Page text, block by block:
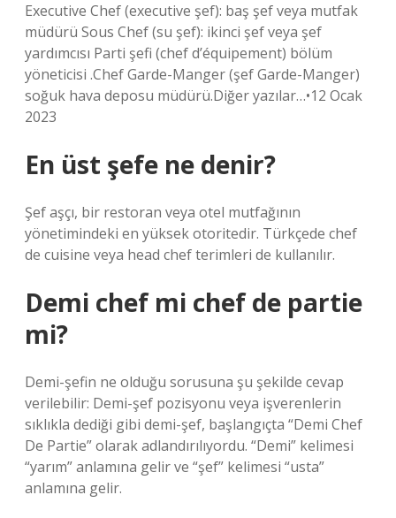
Executive Chef (executive şef): baş şef veya mutfak
müdürü Sous Chef (su şef): ikinci şef veya şef
yardımcısı Parti şefi (chef d’équipement) bölüm
yöneticisi .Chef Garde-Manger (şef Garde-Manger)
soğuk hava deposu müdürü.Diğer yazılar…•12 Ocak
2023
En üst şefe ne denir?
Şef aşçı, bir restoran veya otel mutfağının
yönetimindeki en yüksek otoritedir. Türkçede chef
de cuisine veya head chef terimleri de kullanılır.
Demi chef mi chef de partie
mi?
Demi-şefin ne olduğu sorusuna şu şekilde cevap
verilebilir: Demi-şef pozisyonu veya işverenlerin
sıklıkla dediği gibi demi-şef, başlangıçta “Demi Chef
De Partie” olarak adlandırılıyordu. “Demi” kelimesi
“yarım” anlamına gelir ve “şef” kelimesi “usta”
anlamına gelir.